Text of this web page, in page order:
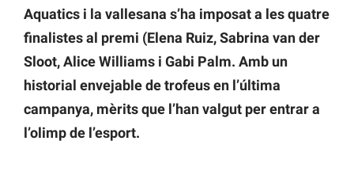
Aquatics i la vallesana s’ha imposat a les quatre
finalistes al premi (Elena Ruiz, Sabrina van der
Sloot, Alice Williams i Gabi Palm. Amb un
historial envejable de trofeus en l’última
campanya, mèrits que l’han valgut per entrar a
l’olimp de l’esport.